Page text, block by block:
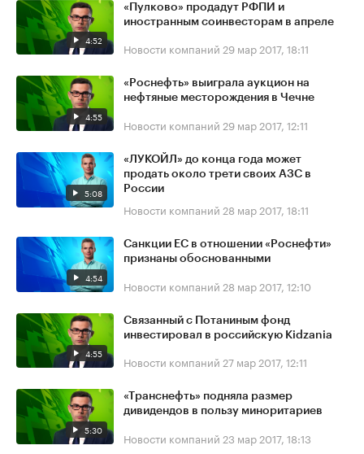
4:52
«Пулково» продадут РФПИ и
иностранным соинвесторам в апреле
Новости компаний 29 мар 2017, 18:11
4:55
«Роснефть» выиграла аукцион на
нефтяные месторождения в Чечне
Новости компаний 29 мар 2017, 12:11
5:08
«ЛУКОЙЛ» до конца года может
продать около трети своих АЗС в
России
Новости компаний 28 мар 2017, 18:11
4:54
Санкции ЕС в отношении «Роснефти»
признаны обоснованными
Новости компаний 28 мар 2017, 12:10
4:55
Связанный с Потаниным фонд
инвестировал в российскую Kidzania
Новости компаний 27 мар 2017, 12:11
5:30
«Транснефть» подняла размер
дивидендов в пользу миноритариев
Новости компаний 23 мар 2017, 18:13